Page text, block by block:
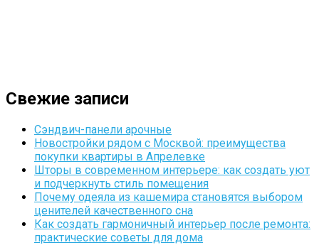
Свежие записи
Сэндвич-панели арочные
Новостройки рядом с Москвой: преимущества
покупки квартиры в Апрелевке
Шторы в современном интерьере: как создать уют
и подчеркнуть стиль помещения
Почему одеяла из кашемира становятся выбором
ценителей качественного сна
Как создать гармоничный интерьер после ремонта:
практические советы для дома